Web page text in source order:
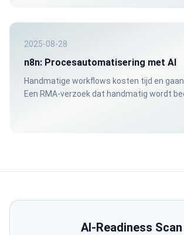
2025-08-28
n8n: Procesautomatisering met AI
Handmatige workflows kosten tijd en
Een RMA-verzoek dat handmatig wordt
AI-Readiness Scan